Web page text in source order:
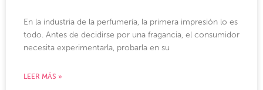
En la industria de la perfumería, la primera impresión lo es
todo. Antes de decidirse por una fragancia, el consumidor
necesita experimentarla, probarla en su
LEER MÁS »